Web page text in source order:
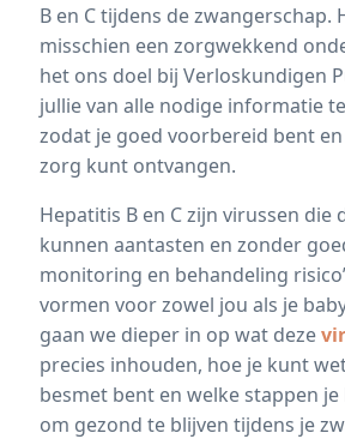
B en C tijdens de zwangerschap.
misschien een zorgwekkend
het ons doel bij Verloskundigen
jullie van alle nodige informatie
zodat je goed voorbereid bent
zorg kunt ontvangen.
Hepatitis B en C zijn virussen die
kunnen aantasten en zonder
monitoring en behandeling
vormen voor zowel jou als je
gaan we dieper in op wat deze
precies inhouden, hoe je kunt
besmet bent en welke stappen
om gezond te blijven tijdens je